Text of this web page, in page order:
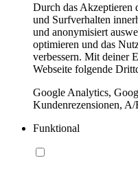
Durch das Akzeptieren
und Surfverhalten
und anonymisiert
optimieren und das
verbessern. Mit deiner
Webseite folgende
Google Analytics,
Kundenrezensionen,
Funktional